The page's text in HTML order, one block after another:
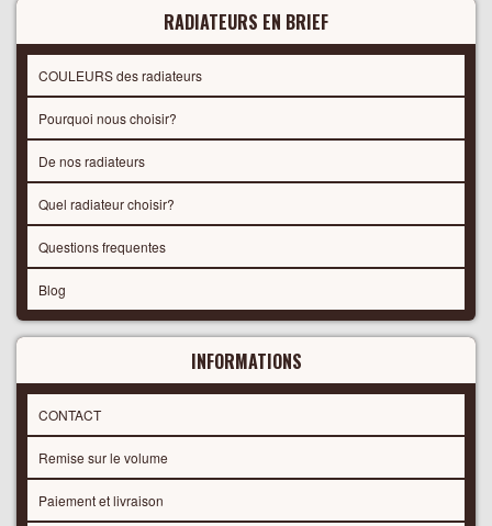
RADIATEURS EN BRIEF
COULEURS des radiateurs
Pourquoi nous choisir?
De nos radiateurs
Quel radiateur choisir?
Questions frequentes
Blog
INFORMATIONS
CONTACT
Remise sur le volume
Paiement et livraison